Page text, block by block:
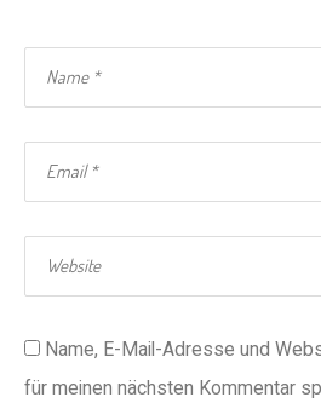
Name, E-Mail-Adresse und
für meinen nächsten Kommentar